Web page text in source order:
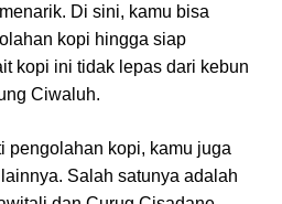
Di sini, kamu bisa
kopi hingga siap
kopi ini tidak lepas dari kebun
Ciwaluh.
pengolahan kopi, kamu juga
Salah satunya adalah